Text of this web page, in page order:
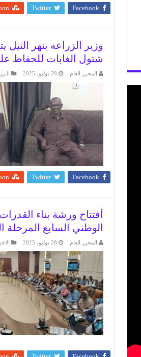
Facebook
Twitter
وزير الزراعه بنهر النيل
شتول الغابات للحفاظ
المحرر العام 28 يوليو، 2025
Facebook
Twitter
أفتتاح ورشة بناء
الوطني السابع المرحلة
المحرر العام 28 يوليو، 2025